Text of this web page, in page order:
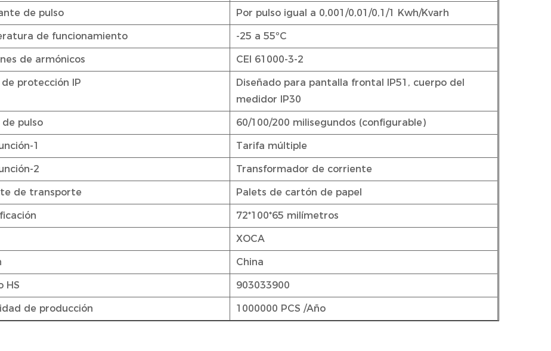
de pulso Por pulso igual a 0,001/0,01/0,1/1 Kwh/Kvarh
de funcionamiento -25 a 55ºC
de armónicos CEI 61000-3-2
de protección IP
Diseñado para pantalla frontal IP51, cuerpo del
medidor IP30
pulso 60/100/200 milisegundos (configurable)
1 Tarifa múltiple
2 Transformador de corriente
de transporte Palets de cartón de papel
72*100*65 milímetros
XOCA
China
HS 903033900
de producción 1000000 PCS /Año